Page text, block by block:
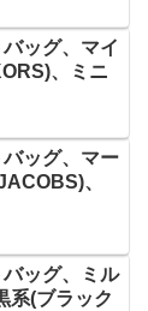
ッグ、マイ
、ミニ
ッグ、マー
、
ッグ、ミル
系(ブラック